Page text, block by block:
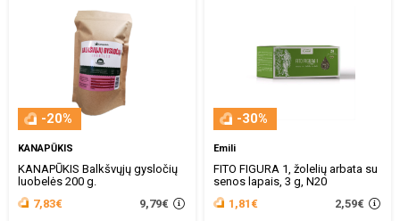
-20%
KANAPŪKIS
KANAPŪKIS Balkšvųjų gysločių
luobelės 200 g.
7,83€
9,79€
-30%
Emili
FITO FIGURA 1, žolelių arbata su
senos lapais, 3 g, N20
1,81€
2,59€